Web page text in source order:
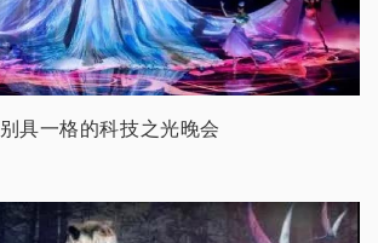
别具一格的科技之光晚会